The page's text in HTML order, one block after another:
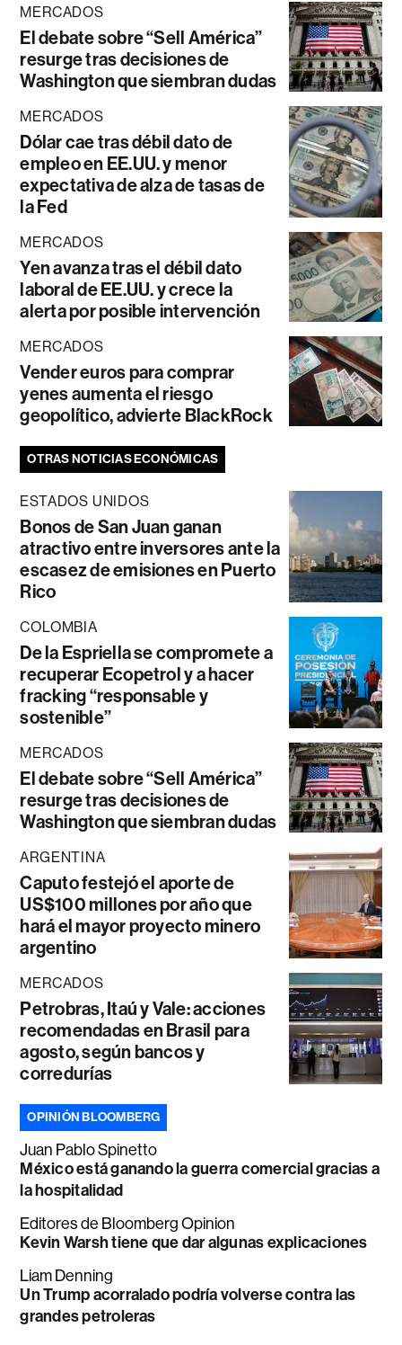
MERCADOS
El debate sobre “Sell América”
resurge tras decisiones de
Washington que siembran dudas
MERCADOS
Dólar cae tras débil dato de
empleo en EE.UU. y menor
expectativa de alza de tasas de
la Fed
MERCADOS
Yen avanza tras el débil dato
laboral de EE.UU. y crece la
alerta por posible intervención
MERCADOS
Vender euros para comprar
yenes aumenta el riesgo
geopolítico, advierte BlackRock
OTRAS NOTICIAS ECONÓMICAS
ESTADOS UNIDOS
Bonos de San Juan ganan
atractivo entre inversores ante la
escasez de emisiones en Puerto
Rico
COLOMBIA
De la Espriella se compromete a
recuperar Ecopetrol y a hacer
fracking “responsable y
sostenible”
MERCADOS
El debate sobre “Sell América”
resurge tras decisiones de
Washington que siembran dudas
ARGENTINA
Caputo festejó el aporte de
US$100 millones por año que
hará el mayor proyecto minero
argentino
MERCADOS
Petrobras, Itaú y Vale: acciones
recomendadas en Brasil para
agosto, según bancos y
corredurías
OPINIÓN BLOOMBERG
Juan Pablo Spinetto
México está ganando la guerra comercial gracias a
la hospitalidad
Editores de Bloomberg Opinion
Kevin Warsh tiene que dar algunas explicaciones
Liam Denning
Un Trump acorralado podría volverse contra las
grandes petroleras